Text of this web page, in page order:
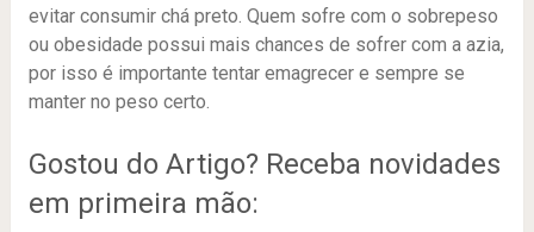
evitar consumir chá preto. Quem sofre com o sobrepeso
ou obesidade possui mais chances de sofrer com a azia,
por isso é importante tentar emagrecer e sempre se
manter no peso certo.
Gostou do Artigo? Receba novidades
em primeira mão: